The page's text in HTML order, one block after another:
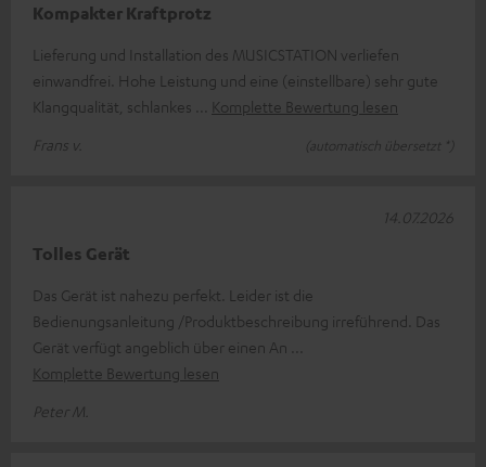
Kompakter Kraftprotz
Lieferung und Installation des MUSICSTATION verliefen
einwandfrei. Hohe Leistung und eine (einstellbare) sehr gute
Klangqualität, schlankes
Komplette Bewertung lesen
Frans v.
(automatisch übersetzt *)
Tolles Gerät
Das Gerät ist nahezu perfekt. Leider ist die
Bedienungsanleitung /Produktbeschreibung irreführend. Das
Gerät verfügt angeblich über einen An
Komplette Bewertung lesen
Peter M.
14.07.2026